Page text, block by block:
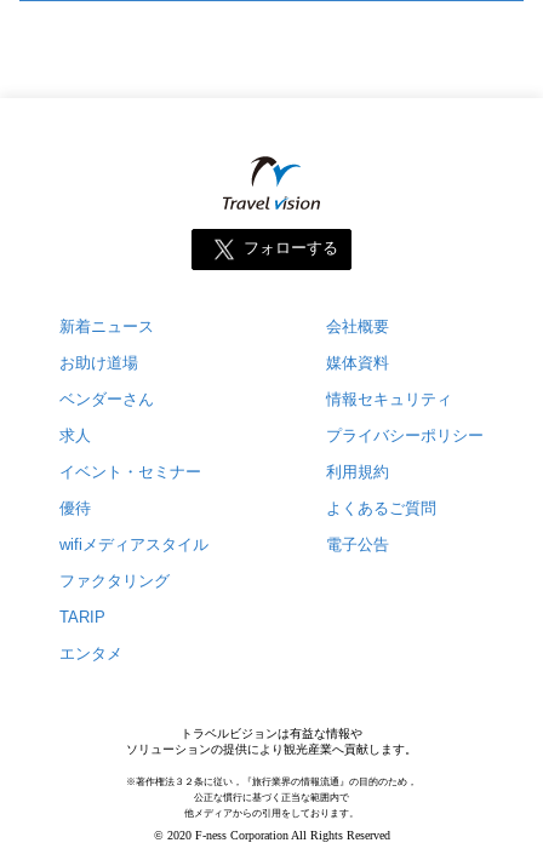
フォローする
新着ニュース
お助け道場
ベンダーさん
求人
イベント・セミナー
優待
wifiメディアスタイル
ファクタリング
TARIP
エンタメ
会社概要
媒体資料
情報セキュリティ
プライバシーポリシー
利用規約
よくあるご質問
電子公告
トラベルビジョンは有益な情報や
ソリューションの提供により観光産業へ貢献します。
※著作権法３２条に従い，『旅行業界の情報流通』の目的のため，
公正な慣行に基づく正当な範囲内で
他メディアからの引用をしております。
© 2020 F-ness Corporation All Rights Reserved